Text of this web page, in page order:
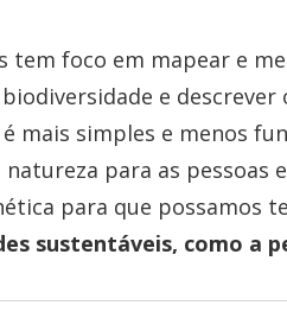
tem foco em mapear e
e
é mais simples e menos
para as pessoas
para que possamos
sustentáveis, como a